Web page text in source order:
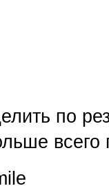
по